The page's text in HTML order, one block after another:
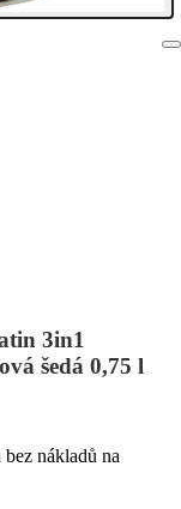
3in1
šedá 0,75 l
nákladů na